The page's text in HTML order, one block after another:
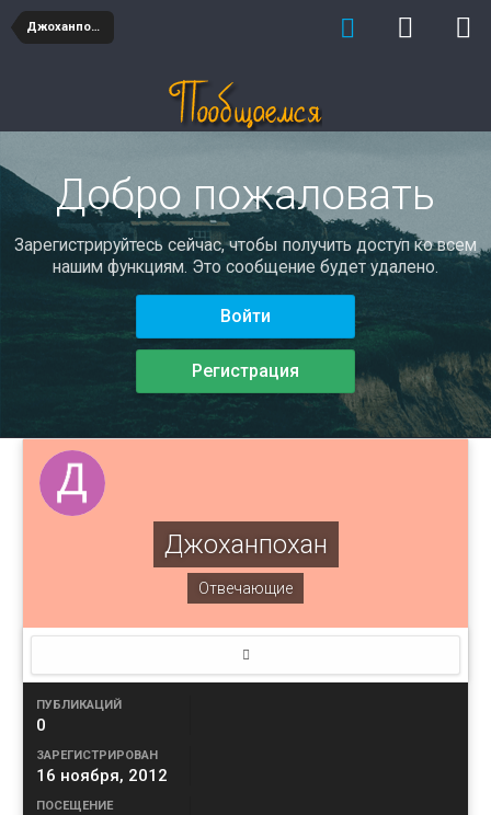
Джоханпохан
Добро пожаловать
Зарегистрируйтесь сейчас, чтобы получить доступ ко всем
нашим функциям. Это сообщение будет удалено.
Войти
Регистрация
Джоханпохан
Отвечающие
ПУБЛИКАЦИЙ
0
ЗАРЕГИСТРИРОВАН
16 ноября, 2012
ПОСЕЩЕНИЕ